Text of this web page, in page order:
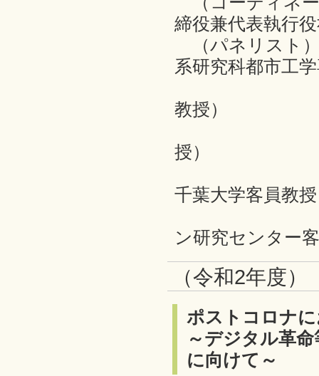
締役兼代表執行
（パネリスト
系研究科都市工
教授）
授）
千葉大学客員教
ン研究センター
（令和2年度）
ポストコロナ
～デジタル革
に向けて～